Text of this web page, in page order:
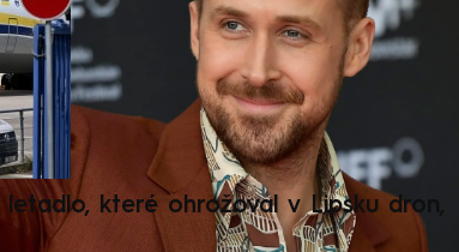
které ohrožoval v Lipsku dron,